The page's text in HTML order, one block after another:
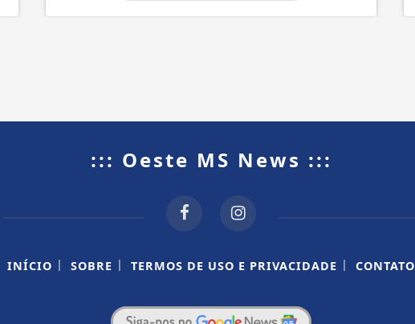
::: Oeste MS News :::
INÍCIO | SOBRE | TERMOS DE USO E PRIVACIDADE | CONTATO